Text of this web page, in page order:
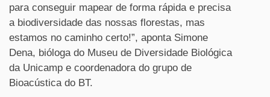
para conseguir mapear de forma rápida e precisa
a biodiversidade das nossas florestas, mas
estamos no caminho certo!”, aponta Simone
Dena, bióloga do Museu de Diversidade Biológica
da Unicamp e coordenadora do grupo de
Bioacústica do BT.